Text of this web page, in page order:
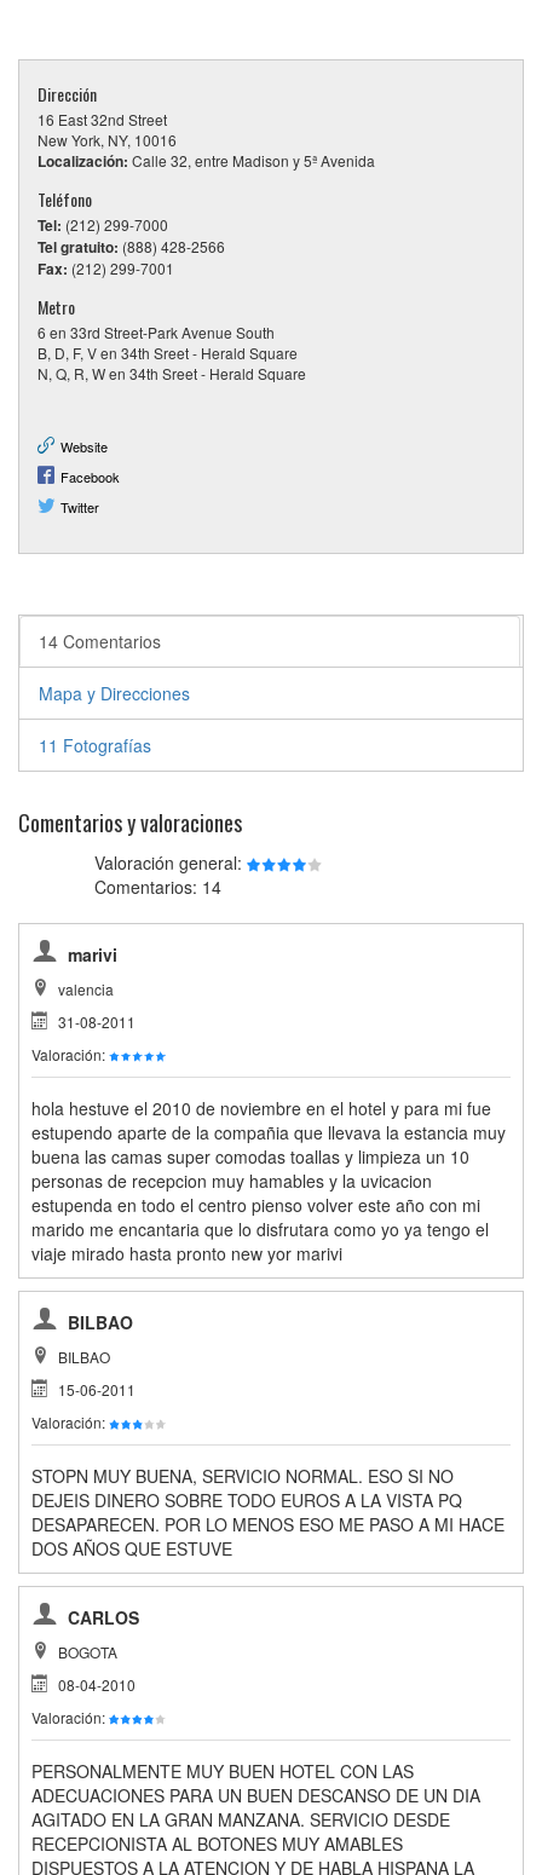
Dirección
16 East 32nd Street
New York, NY, 10016
Localización: Calle 32, entre Madison y 5ª Avenida
Teléfono
Tel: (212) 299-7000
Tel gratuito: (888) 428-2566
Fax: (212) 299-7001
Metro
6 en 33rd Street-Park Avenue South
B, D, F, V en 34th Sreet - Herald Square
N, Q, R, W en 34th Sreet - Herald Square
Website
Facebook
Twitter
14 Comentarios
Mapa y Direcciones
11 Fotografías
Comentarios y valoraciones
Valoración general:
Comentarios: 14
marivi
valencia
31-08-2011
Valoración:
hola hestuve el 2010 de noviembre en el hotel y para mi fue
estupendo aparte de la compañia que llevava la estancia muy
buena las camas super comodas toallas y limpieza un 10
personas de recepcion muy hamables y la uvicacion
estupenda en todo el centro pienso volver este año con mi
marido me encantaria que lo disfrutara como yo ya tengo el
viaje mirado hasta pronto new yor marivi
BILBAO
BILBAO
15-06-2011
Valoración:
STOPN MUY BUENA, SERVICIO NORMAL. ESO SI NO
DEJEIS DINERO SOBRE TODO EUROS A LA VISTA PQ
DESAPARECEN. POR LO MENOS ESO ME PASO A MI HACE
DOS AÑOS QUE ESTUVE
CARLOS
BOGOTA
08-04-2010
Valoración:
PERSONALMENTE MUY BUEN HOTEL CON LAS
ADECUACIONES PARA UN BUEN DESCANSO DE UN DIA
AGITADO EN LA GRAN MANZANA. SERVICIO DESDE
RECEPCIONISTA AL BOTONES MUY AMABLES
DISPUESTOS A LA ATENCION Y DE HABLA HISPANA LA